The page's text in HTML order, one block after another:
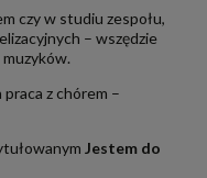
czy w studiu zespołu,
– wszędzie
z chórem –
Jestem do